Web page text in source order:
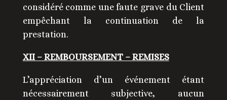
considéré comme une faute grave du Client
empêchant la continuation de la
prestation.
XII – REMBOURSEMENT – REMISES
L’appréciation d’un événement étant
nécessairement subjective, aucun